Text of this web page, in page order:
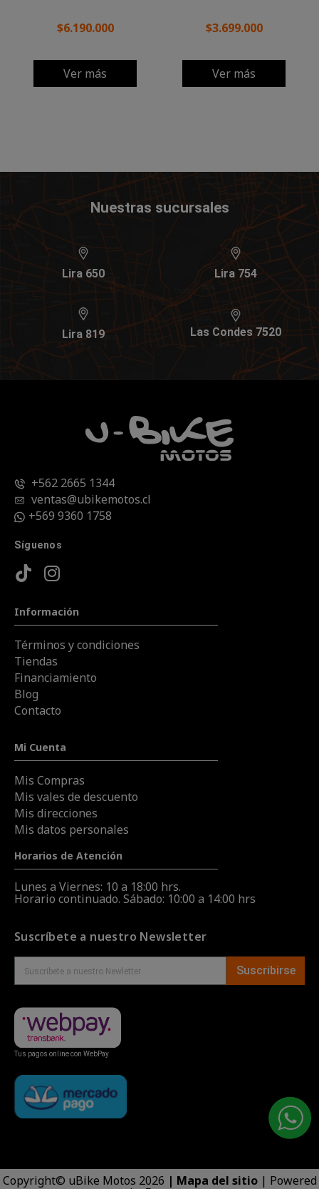
$6.190.000
Ver más
$3.699.000
Ver más
Nuestras sucursales
Lira 650 Lira 754
Lira 819 Las Condes 7520
+562 2665 1344
ventas@ubikemotos.cl
+569 9360 1758
Síguenos
Información
Términos y condiciones
Tiendas
Financiamiento
Blog
Contacto
Mi Cuenta
Mis Compras
Mis vales de descuento
Mis direcciones
Mis datos personales
Horarios de Atención
Lunes a Viernes: 10 a 18:00 hrs.
Horario continuado. Sábado: 10:00 a 14:00 hrs
Suscríbete a nuestro Newsletter
Suscribirse
Tus pagos online con WebPay
Copyright© uBike Motos 2026 | Mapa del sitio| Powered